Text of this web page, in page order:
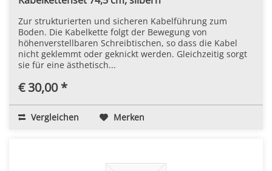
Zur strukturierten und sicheren Kabelführung zum
Boden. Die Kabelkette folgt der Bewegung von
höhenverstellbaren Schreibtischen, so dass die Kabel
nicht geklemmt oder geknickt werden. Gleichzeitig sorgt
sie für eine ästhetisch...
€ 30,00 *
Vergleichen Merken